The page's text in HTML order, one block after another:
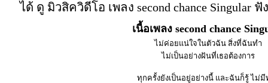
ได้ ดู มิวสิควิดีโอ เพลง second chance Singular
เนื้อเพลง second chance
ไม่ค่อยแน่ใจในตัวฉัน สิ่งที่ฉันทำ
ไม่เป็นอย่างฝันที่เธอต้องการ
ทุกครั้งยังเป็นอยู่อย่างนี้ และฉันก็รู้ ไม่มี